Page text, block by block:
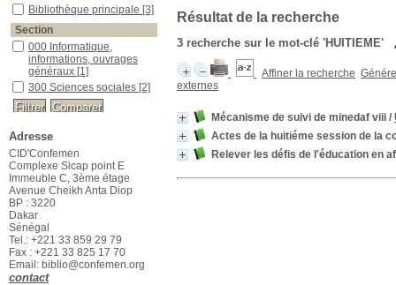
Résultat de la recherche
3 recherche sur le mot-clé 'HUITIEME'
Affiner la recherche
externes
Mécanisme de suivi de minedaf viii /
Actes de la huitiéme session de la
Relever les défis de l'éducation en
Bibliothèque principale [3]
Section
000 Informatique,
informations, ouvrages
généraux [1]
300 Sciences sociales [2]
Adresse
CID'Confemen
Complexe Sicap point E
Immeuble C, 3ème étage
Avenue Cheikh Anta Diop
BP : 3220
Dakar
Sénégal
Tel.: +221 33 859 29 79
Fax : +221 33 825 17 70
Email: biblio@confemen.org
contact